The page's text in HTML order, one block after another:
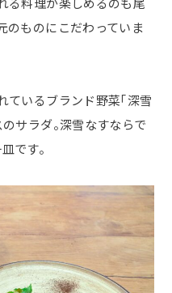
のものにこだわっていま
ているブランド野菜「深雪
サラダ。深雪なすならで
です。